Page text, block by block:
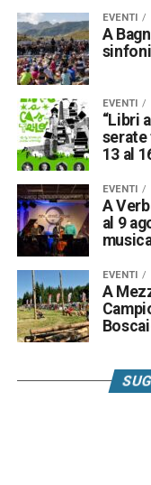
EVENTI
A
EVENTI
“Libri
serate
13 al
EVENTI
A
al 9
EVENTI
A